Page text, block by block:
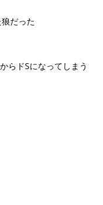
だった
らドSになってしまう